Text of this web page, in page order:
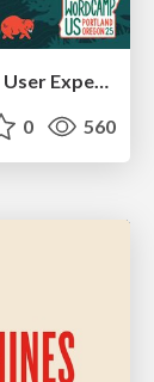
Building Experiences: Design Systems, User Experience, and Full Site Editing
0 560